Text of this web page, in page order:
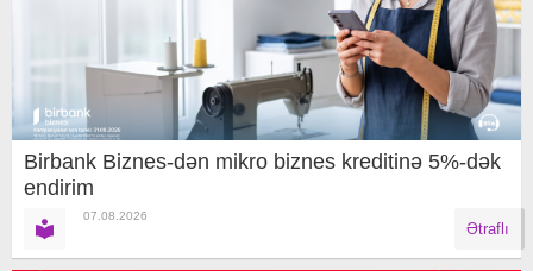
Birbank Biznes-dən mikro biznes kreditinə 5%-dək
endirim
07.08.2026
Ətraflı